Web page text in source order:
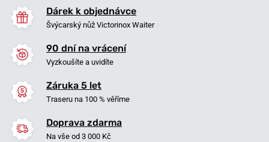
Dárek k objednávce
Švýcarský nůž Victorinox Waiter
90 dní na vrácení
Vyzkoušíte a uvidíte
Záruka 5 let
Traseru na 100 % věříme
Doprava zdarma
Na vše od 3 000 Kč